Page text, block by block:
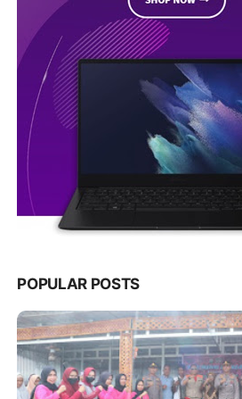
POPULAR POSTS